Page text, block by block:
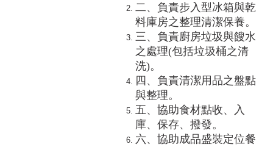
二、負責步入型冰箱與乾
料庫房之整理清潔保養。
三、負責廚房垃圾與餿水
之處理(包括垃圾桶之清
洗)。
四、負責清潔用品之盤點
與整理。
五、協助食材點收、入
庫、保存、撥發。
六、協助成品盛裝定位餐